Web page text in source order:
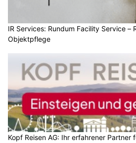
IR Services: Rundum Facility Service –
Objektpflege
Kopf Reisen AG: Ihr erfahrener Partner